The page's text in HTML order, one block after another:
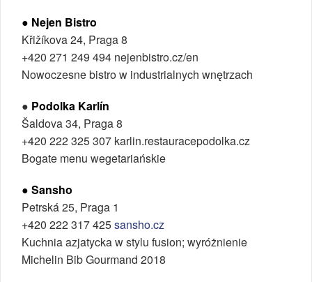
● Nejen Bistro
Křižíkova 24, Praga 8
+420 271 249 494 nejenbistro.cz/en
Nowoczesne bistro w industrialnych wnętrzach
● Podolka Karlín
Šaldova 34, Praga 8
+420 222 325 307 karlin.restauracepodolka.cz
Bogate menu wegetariańskie
● Sansho
Petrská 25, Praga 1
+420 222 317 425sansho.cz
Kuchnia azjatycka w stylu fusion; wyróżnienie
Michelin Bib Gourmand 2018